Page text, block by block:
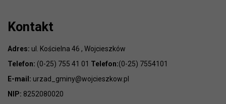
Kontakt
Adres: ul. Kościelna 46 , Wojcieszków
Telefon: (0-25) 755 41 01 Telefon:(0-25) 7554101
E-mail: urzad_gminy@wojcieszkow.pl
NIP: 8252080020